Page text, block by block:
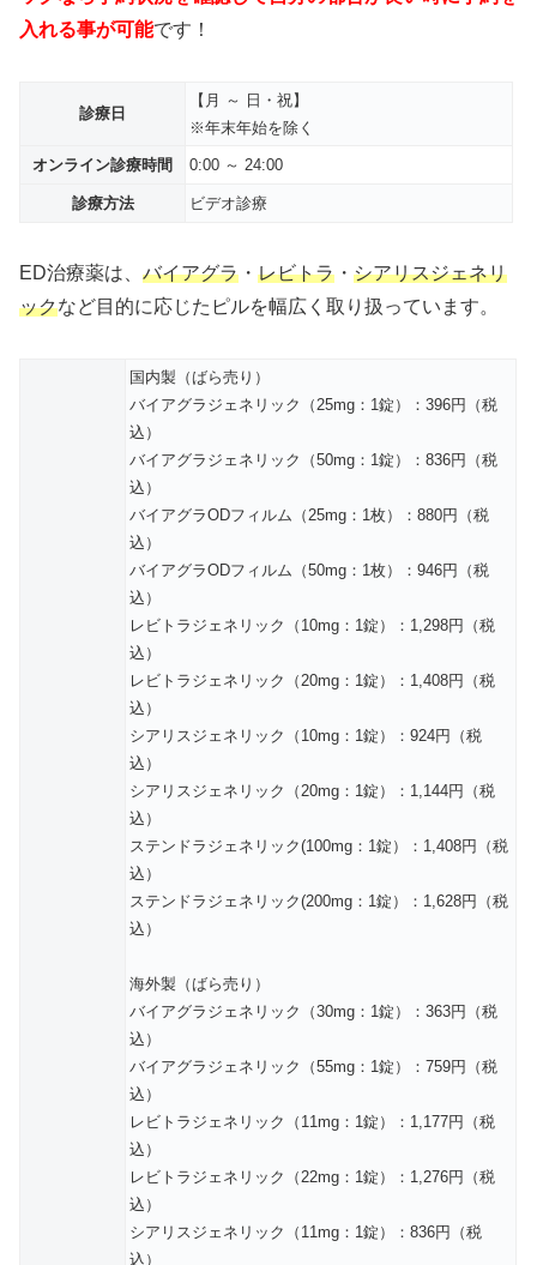
入れる事が可能です！
診療日
【月 ～ 日・祝】
※年末年始を除く
オンライン診療時間 0:00 ～ 24:00
診療方法 ビデオ診療
ED治療薬は、 バイアグラ ・ レビトラ ・ シアリスジェネリ
ックなど目的に応じたピルを幅広く取り扱っています。
国内製（ばら売り）
バイアグラジェネリック（25mg：1錠）：396円（税
込）
バイアグラジェネリック（50mg：1錠）：836円（税
込）
バイアグラODフィルム（25mg：1枚）：880円（税
込）
バイアグラODフィルム（50mg：1枚）：946円（税
込）
レビトラジェネリック（10mg：1錠）：1,298円（税
込）
レビトラジェネリック（20mg：1錠）：1,408円（税
込）
シアリスジェネリック（10mg：1錠）：924円（税
込）
シアリスジェネリック（20mg：1錠）：1,144円（税
込）
ステンドラジェネリック(100mg：1錠）：1,408円（税
込）
ステンドラジェネリック(200mg：1錠）：1,628円（税
込）
海外製（ばら売り）
バイアグラジェネリック（30mg：1錠）：363円（税
込）
バイアグラジェネリック（55mg：1錠）：759円（税
込）
レビトラジェネリック（11mg：1錠）：1,177円（税
込）
レビトラジェネリック（22mg：1錠）：1,276円（税
込）
シアリスジェネリック（11mg：1錠）：836円（税
込）